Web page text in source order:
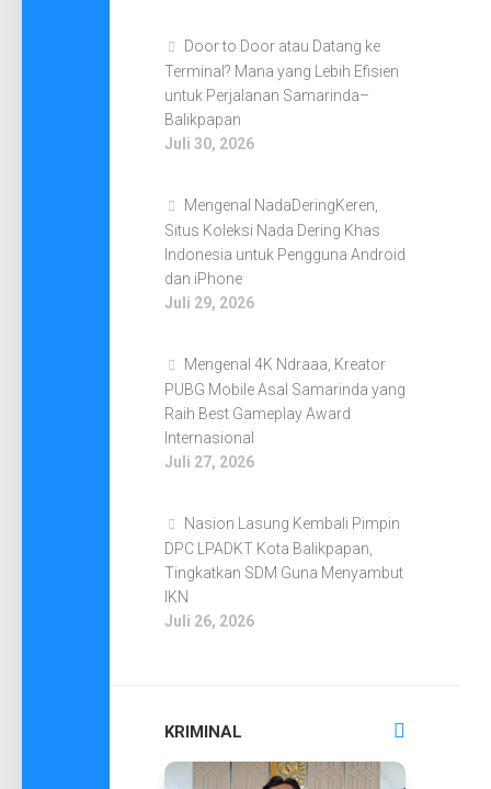
Door to Door atau Datang ke
Terminal? Mana yang Lebih Efisien
untuk Perjalanan Samarinda–
Balikpapan
Juli 30, 2026
Mengenal NadaDeringKeren,
Situs Koleksi Nada Dering Khas
Indonesia untuk Pengguna Android
dan iPhone
Juli 29, 2026
Mengenal 4K Ndraaa, Kreator
PUBG Mobile Asal Samarinda yang
Raih Best Gameplay Award
Internasional
Juli 27, 2026
Nasion Lasung Kembali Pimpin
DPC LPADKT Kota Balikpapan,
Tingkatkan SDM Guna Menyambut
IKN
Juli 26, 2026
KRIMINAL